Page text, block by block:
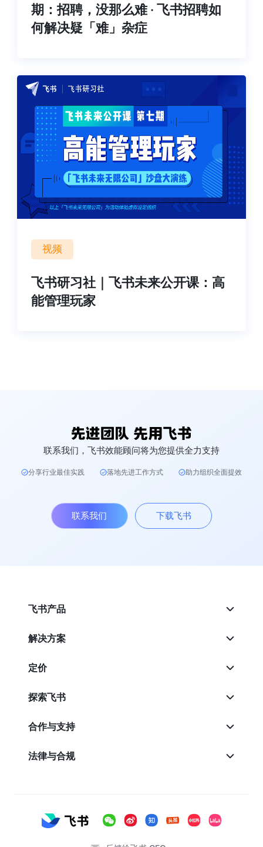
期：招聘，没那么难 · 飞书招聘如
何解决疑「难」杂症
视频
飞书研习社｜飞书未来公开课：高
能管理玩家
联系我们，飞书效能顾问将为您提供全力支持
分享行业最佳实践 落地先进工作方式 助力组织全面提效
联系我们 下载飞书
飞书产品
解决方案
定价
探索飞书
合作与支持
法律与合规